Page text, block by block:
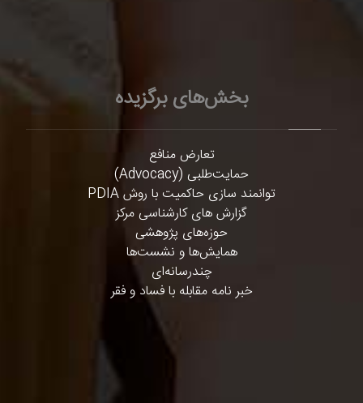
بخش‌های برگزیده
تعارض منافع
حمایت‌طلبی (Advocacy)
توانمند سازی حاکمیت با روش PDIA
گزارش های کارشناسی مرکز
حوزه‌های پژوهشی
همایش‌ها و نشست‌ها
چندرسانه‌ای
خبر نامه مقابله با فساد و فقر